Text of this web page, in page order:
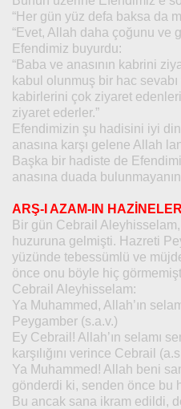
“Her gün yüz defa baksa da
“Evet, Allah daha çoğunu ve
Efendimiz buyurdu:
“Baba ve anasının kabrini
kabul olunmuş bir hac sevabı
kabirlerini çok ziyaret
ziyaret ederler.”
Efendimizin şu hadisini iyi
anasına karşı gelene Allah
Başka bir hadiste de
anasına duada bulunmayanın
ARŞ-I AZAM-IN
Bir gün Cebrail
huzuruna gelmişti. Hazreti
yüzünde tebessümlü ve
önce onu böyle hiç
Cebrail Aleyhisselam:
Ya Muhammed, Allah’ın
Peygamber (s.a.v.)
Ey Cebrail! Allah’ın selamı
karşılığını verince Cebrail
Ya Muhammed! Allah beni
gönderdi ki, senden önce bu
Bu ancak sana ikram edildi,